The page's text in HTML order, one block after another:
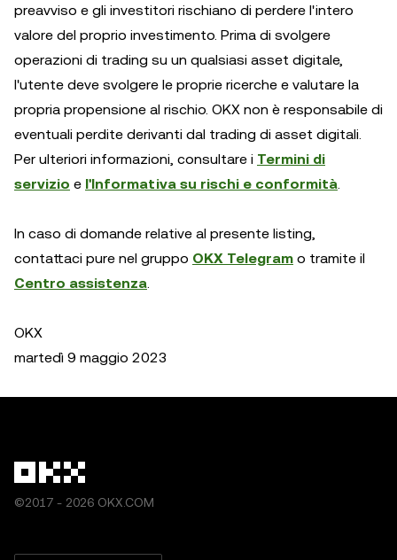
preavviso e gli investitori rischiano di perdere l'intero
valore del proprio investimento. Prima di svolgere
operazioni di trading su un qualsiasi asset digitale,
l'utente deve svolgere le proprie ricerche e valutare la
propria propensione al rischio. OKX non è responsabile di
eventuali perdite derivanti dal trading di asset digitali.
Per ulteriori informazioni, consultare i Termini di
servizio e l'Informativa su rischi e conformità.
In caso di domande relative al presente listing,
contattaci pure nel gruppo OKX Telegram o tramite il
Centro assistenza.
OKX
martedì 9 maggio 2023
©2017 - 2026 OKX.COM